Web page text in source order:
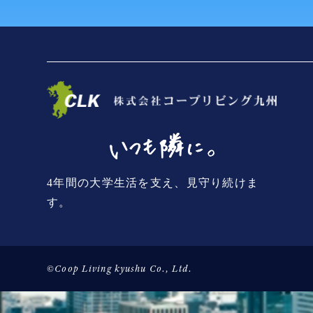
4年間の大学生活を支え、見守り続けま
す。
©Coop Living kyushu Co., Ltd.